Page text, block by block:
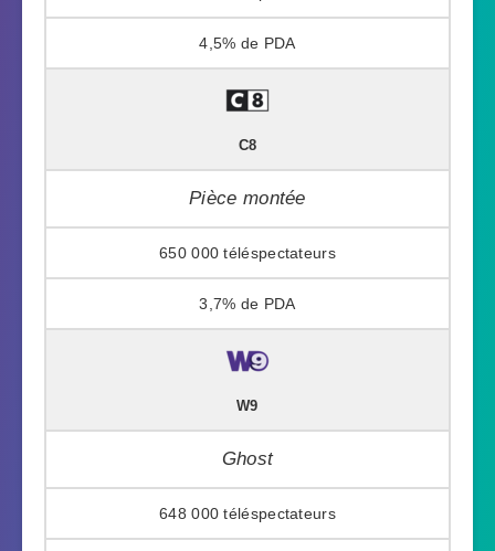
4,5%
C8
Pièce montée
650 000
3,7%
W9
Ghost
648 000